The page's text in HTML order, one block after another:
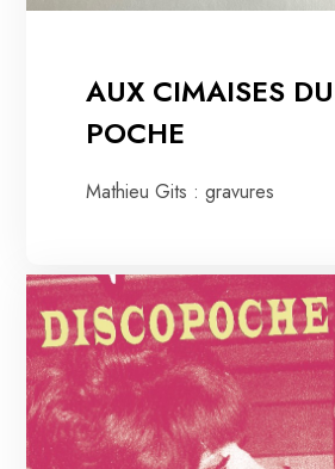
AUX CIMAISES DU
POCHE
Mathieu Gits : gravures